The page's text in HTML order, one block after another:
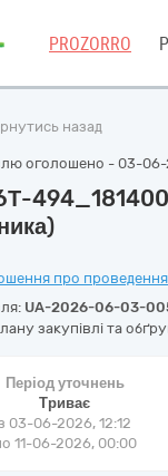
PROZORRO
назад
оголошено - 03-06-
про
UA-2026-06-03-
закупівлі та
Період уточнень
Триває
03-06-2026, 12:12
11-06-2026, 00:00